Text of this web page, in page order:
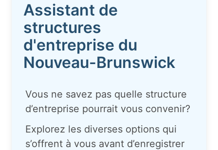
Assistant de
structures
d'entreprise du
Nouveau-Brunswick
Vous ne savez pas quelle structure
d’entreprise pourrait vous convenir?
Explorez les diverses options qui
s’offrent à vous avant d’enregistrer